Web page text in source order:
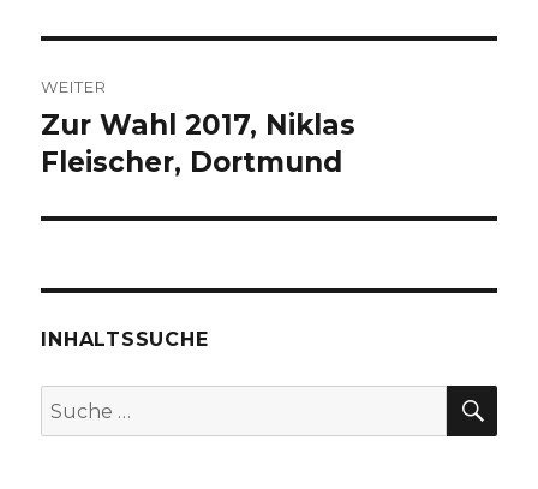
WEITER
Nächster
Beitrag:
Zur Wahl 2017, Niklas
Fleischer, Dortmund
INHALTSSUCHE
Suche
nach: